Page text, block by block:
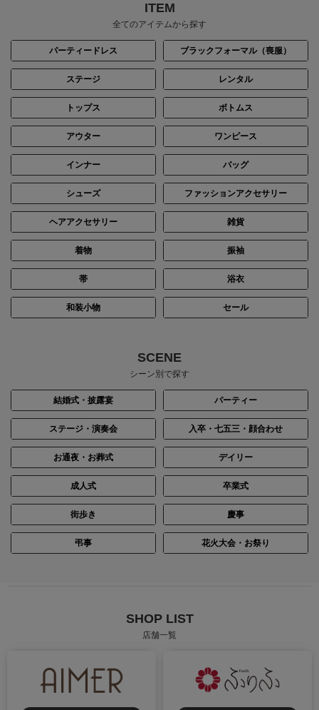
身長：158cm 身長：156cm
身長：156cm 身長：163cm
ITEM
全てのアイテムから探す
パーティードレス ブラックフォーマル（喪服）
ステージ レンタル
トップス ボトムス
アウター ワンピース
インナー バッグ
シューズ ファッションアクセサリー
ヘアアクセサリー 雑貨
着物 振袖
帯 浴衣
和装小物 セール
SCENE
シーン別で探す
結婚式・披露宴 パーティー
ステージ・演奏会 入卒・七五三・顔合わせ
お通夜・お葬式 デイリー
成人式 卒業式
街歩き 慶事
弔事 花火大会・お祭り
SHOP LIST
店舗一覧